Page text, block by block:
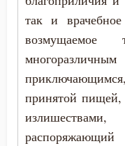
Ведение
Вера
Вечные муки
Воздаяние
так и
возмущаемое
принятой пищей,